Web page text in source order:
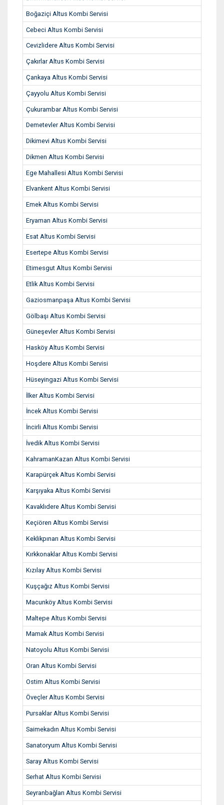
Boğaziçi Altus Kombi Servisi
Cebeci Altus Kombi Servisi
Cevizlidere Altus Kombi Servisi
Çakırlar Altus Kombi Servisi
Çankaya Altus Kombi Servisi
Çayyolu Altus Kombi Servisi
Çukurambar Altus Kombi Servisi
Demetevler Altus Kombi Servisi
Dikimevi Altus Kombi Servisi
Dikmen Altus Kombi Servisi
Ege Mahallesi Altus Kombi Servisi
Elvankent Altus Kombi Servisi
Emek Altus Kombi Servisi
Eryaman Altus Kombi Servisi
Esat Altus Kombi Servisi
Esertepe Altus Kombi Servisi
Etimesgut Altus Kombi Servisi
Etlik Altus Kombi Servisi
Gaziosmanpaşa Altus Kombi Servisi
Gölbaşı Altus Kombi Servisi
Güneşevler Altus Kombi Servisi
Hasköy Altus Kombi Servisi
Hoşdere Altus Kombi Servisi
Hüseyingazi Altus Kombi Servisi
İlker Altus Kombi Servisi
İncek Altus Kombi Servisi
İncirli Altus Kombi Servisi
İvedik Altus Kombi Servisi
KahramanKazan Altus Kombi Servisi
Karapürçek Altus Kombi Servisi
Karşıyaka Altus Kombi Servisi
Kavaklıdere Altus Kombi Servisi
Keçiören Altus Kombi Servisi
Keklikpınarı Altus Kombi Servisi
Kırkkonaklar Altus Kombi Servisi
Kızılay Altus Kombi Servisi
Kuşçağız Altus Kombi Servisi
Macunköy Altus Kombi Servisi
Maltepe Altus Kombi Servisi
Mamak Altus Kombi Servisi
Natoyolu Altus Kombi Servisi
Oran Altus Kombi Servisi
Ostim Altus Kombi Servisi
Öveçler Altus Kombi Servisi
Pursaklar Altus Kombi Servisi
Saimekadın Altus Kombi Servisi
Sanatoryum Altus Kombi Servisi
Saray Altus Kombi Servisi
Serhat Altus Kombi Servisi
Seyranbağları Altus Kombi Servisi